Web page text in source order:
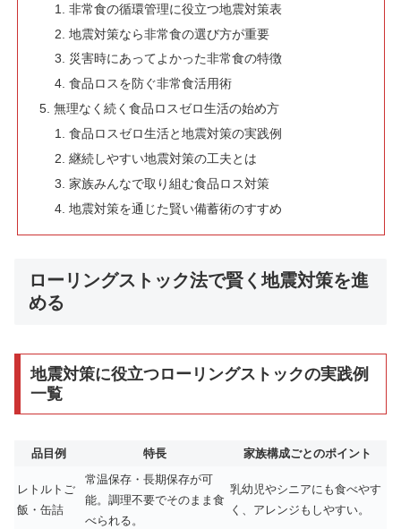
非常食の循環管理に役立つ地震対策表
地震対策なら非常食の選び方が重要
災害時にあってよかった非常食の特徴
食品ロスを防ぐ非常食活用術
無理なく続く食品ロスゼロ生活の始め方
食品ロスゼロ生活と地震対策の実践例
継続しやすい地震対策の工夫とは
家族みんなで取り組む食品ロス対策
地震対策を通じた賢い備蓄術のすすめ
ローリングストック法で賢く地震対策を進
める
地震対策に役立つローリングストックの実践例
一覧
品目例 特長 家族構成ごとのポイント
レトルトご
飯・缶詰
常温保存・長期保存が可
能。調理不要でそのまま食
べられる。
乳幼児やシニアにも食べやす
く、アレンジもしやすい。